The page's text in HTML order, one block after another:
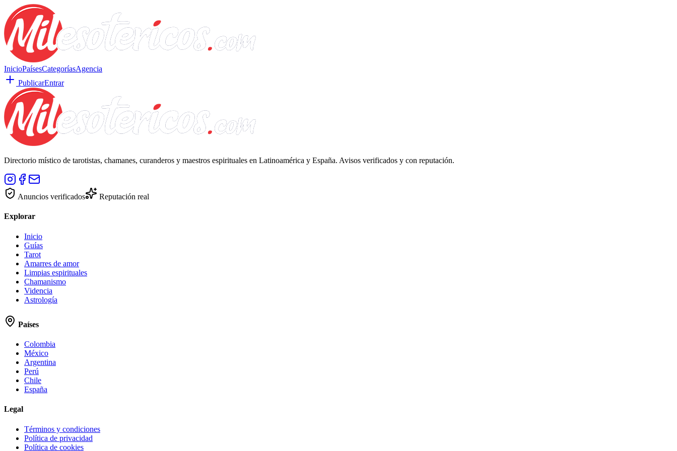
InicioPaísesCategoríasAgencia
PublicarEntrar
Directorio místico de tarotistas, chamanes, curanderos y maestros espirituales en Latinoamérica y España. Avisos verificados y con reputación.
Anuncios verificados Reputación real
Explorar
Inicio
Guías
Tarot
Amarres de amor
Limpias espirituales
Chamanismo
Videncia
Astrología
Países
Colombia
México
Argentina
Perú
Chile
España
Legal
Términos y condiciones
Política de privacidad
Política de cookies